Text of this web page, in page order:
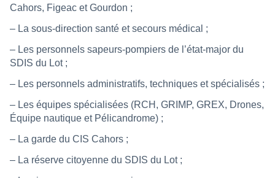
Cahors, Figeac et Gourdon ;
– La sous-direction santé et secours médical ;
– Les personnels sapeurs-pompiers de l’état-major du
SDIS du Lot ;
– Les personnels administratifs, techniques et spécialisés ;
– Les équipes spécialisées (RCH, GRIMP, GREX, Drones,
Équipe nautique et Pélicandrome) ;
– La garde du CIS Cahors ;
– La réserve citoyenne du SDIS du Lot ;